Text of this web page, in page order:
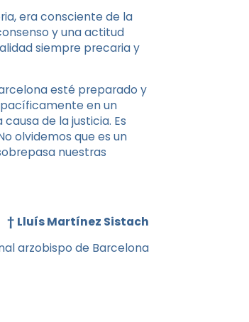
era consciente de la
y una actitud
siempre precaria y
esté preparado y
en un
de la justicia. Es
olvidemos que es un
nuestras
† Lluís Martínez Sistach
arzobispo de Barcelona